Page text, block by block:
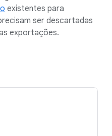
existentes para
ser descartadas
exportações.